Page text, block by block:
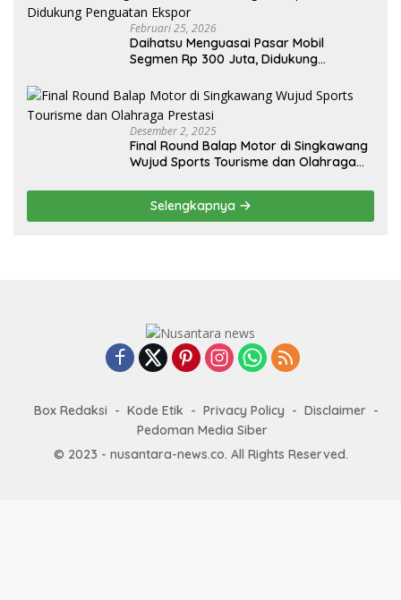
Februari 25, 2026
Daihatsu Menguasai Pasar Mobil
Segmen Rp 300 Juta, Didukung
Desember 2, 2025
Final Round Balap Motor di Singkawang
Wujud Sports Tourisme dan Olahraga
Selengkapnya
Box Redaksi Kode Etik Privacy Policy
Disclaimer
Pedoman Media Siber
© 2023 - nusantara-news.co. All Rights Reserved.